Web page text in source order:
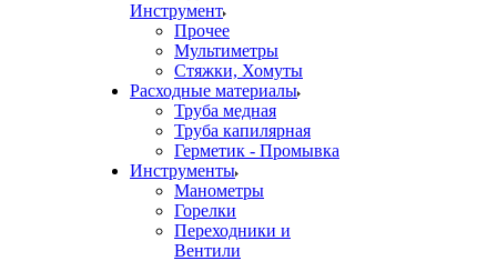
Инструмент
Прочее
Мультиметры
Стяжки, Хомуты
Расходные материалы
Труба медная
Труба капилярная
Герметик - Промывка
Инструменты
Манометры
Горелки
Переходники и
Вентили